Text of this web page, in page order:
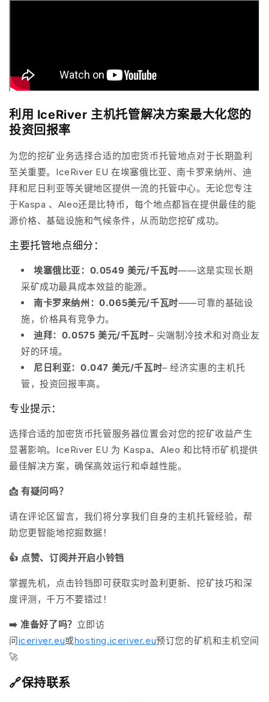
利用 IceRiver 主机托管解决方案最大化您的
投资回报率
为您的挖矿业务选择合适的加密货币托管地点对于长期盈利
至关重要。IceRiver EU 在埃塞俄比亚、南卡罗来纳州、迪
拜和尼日利亚等关键地区提供一流的托管中心。无论您专注
于Kaspa 、 Aleo还是比特币，每个地点都旨在提供最佳的能
源价格、基础设施和气候条件，从而助您挖矿成功。
主要托管地点细分：
埃塞俄比亚：0.0549 美元/千瓦时——这是实现长期
采矿成功最具成本效益的能源。
南卡罗来纳州 ：0.065美元/千瓦时——可靠的基础设
施，价格具有竞争力。
迪拜：0.0575 美元/千瓦时– 尖端制冷技术和对商业友
好的环境。
尼日利亚：0.047 美元/千瓦时– 经济实惠的主机托
管，投资回报率高。
专业提示：
选择合适的加密货币托管服务器位置会对您的挖矿收益产生
显著影响。IceRiver EU 为 Kaspa、Aleo 和比特币矿机提供
最佳解决方案，确保高效运行和卓越性能。
📩 有疑问吗？
请在评论区留言，我们将分享我们自身的主机托管经验，帮
助您更智能地挖掘数据！
👍 点赞、订阅并开启小铃铛
掌握先机，点击铃铛即可获取实时盈利更新、挖矿技巧和深
度评测，千万不要错过！
➡️ 准备好了吗？ 立即访
问iceriver.eu或hosting.iceriver.eu预订您的矿机和主机空间
🚀
🔗保持联系